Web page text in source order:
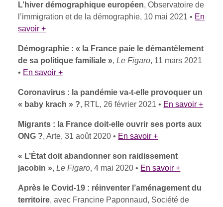
L’hiver démographique européen, Observatoire de
l’immigration et de la démographie, 10 mai 2021 • En
savoir +
Démographie : « la France paie le démantèlement
de sa politique familiale »,Le Figaro, 11 mars 2021
• En savoir +
Coronavirus : la pandémie va-t-elle provoquer un
« baby krach » ?, RTL, 26 février 2021 • En savoir +
Migrants : la France doit-elle ouvrir ses ports aux
ONG ?, Arte, 31 août 2020 • En savoir +
« L’État doit abandonner son raidissement
jacobin »,Le Figaro, 4 mai 2020 • En savoir +
Après le Covid-19 : réinventer l’aménagement du
territoire, avec Francine Paponnaud, Société de